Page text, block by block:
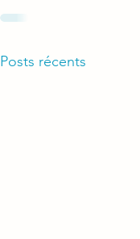
Posts récents